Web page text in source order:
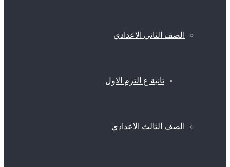
الصف الثاني الاعدادي
تانية ع الترم الاول
الصف الثالث الاعدادي